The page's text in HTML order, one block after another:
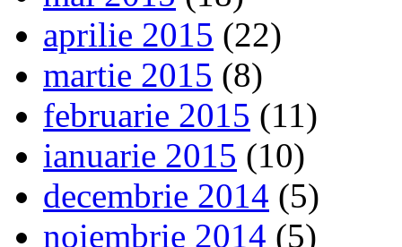
aprilie 2015 (22)
martie 2015 (8)
februarie 2015 (11)
ianuarie 2015 (10)
decembrie 2014 (5)
noiembrie 2014 (5)